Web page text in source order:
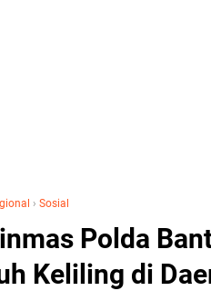
› Sosial
Polda
Keliling di